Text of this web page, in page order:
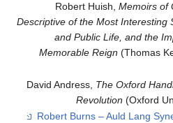
Robert Huish,Memoirs of
Descriptive of the Most Interesting
and Public Life, and the
Memorable Reign (Thomas
David Andress, The Oxford
Revolution (Oxford